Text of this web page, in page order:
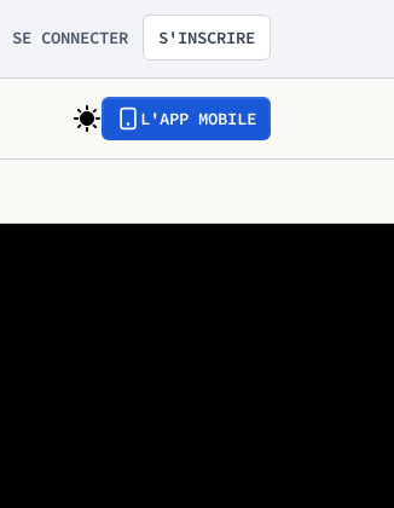
SE CONNECTER S'INSCRIRE
L'APP MOBILE